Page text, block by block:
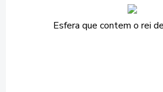
Esfera que contem o rei